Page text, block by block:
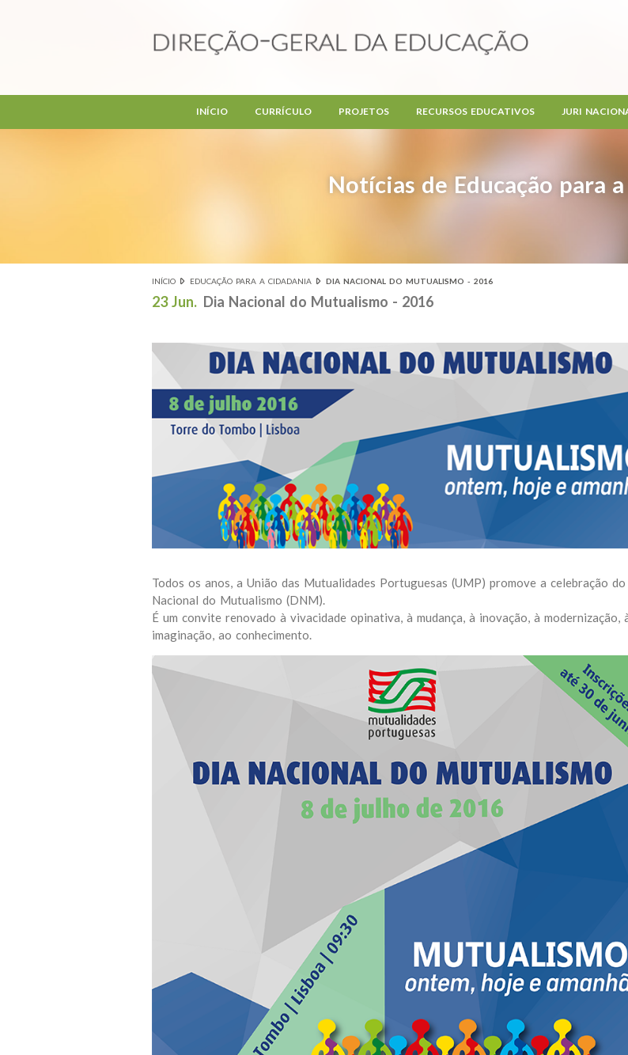
Notícias de Educação para
INÍCIO CURRÍCULO PROJETOS RECURSOS EDUCATIVOS JURI
Está aqui
INÍCIO EDUCAÇÃO PARA A CIDADANIA DIA NACIONAL DO MUTUALISMO - 2016
23 Jun. Dia Nacional do Mutualismo - 2016
Todos os anos, a União das Mutualidades Portuguesas (UMP) promove a celebração
Nacional do Mutualismo (DNM).
É um convite renovado à vivacidade opinativa, à mudança, à inovação, à modernização,
imaginação, ao conhecimento.